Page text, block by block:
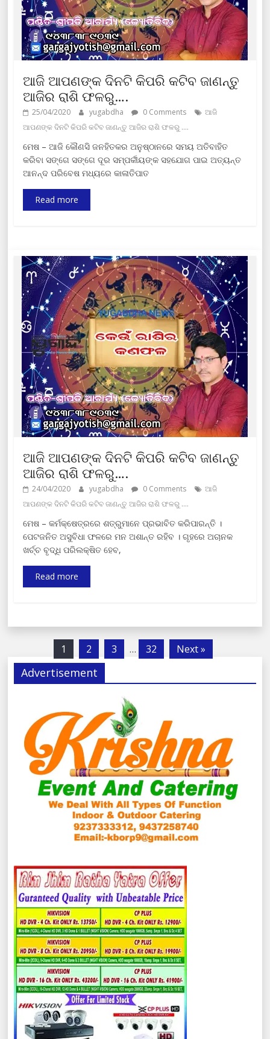
ଆଜି ଆପଣଙ୍କ ଦିନଟି କିପରି କଟିବ ଜାଣନ୍ତୁ
ଆଜିର ରାଶି ଫଳରୁ….
25/04/2020 yugabdha 0 Comments
ଆଜି
ଆପଣଙ୍କ ଦିନଟି କିପରି କଟିବ ଜାଣନ୍ତୁ ଆଜିର ରାଶି ଫଳରୁ ....
ମେଷ – ଆଜି କୌଣସି ଜନହିତକର ଅନୁଷ୍ଠାନରେ ସମୟ ଅତିବାହିତ
କରିବା ସଙ୍ଗେ ସଙ୍ଗେ ଦୂର ସମ୍ପର୍କୀୟଙ୍କ ସହଯୋଗ ପାଇ ଅତ୍ୟନ୍ତ
ଆନନ୍ଦ ପରିବେଷ ମଧ୍ୟରେ କାଳାତିପାତ
Read more
ଆଜି ଆପଣଙ୍କ ଦିନଟି କିପରି କଟିବ ଜାଣନ୍ତୁ
ଆଜିର ରାଶି ଫଳରୁ….
24/04/2020 yugabdha 0 Comments
ଆଜି
ଆପଣଙ୍କ ଦିନଟି କିପରି କଟିବ ଜାଣନ୍ତୁ ଆଜିର ରାଶି ଫଳରୁ ....
ମେଷ – କର୍ମକ୍ଷେତ୍ରରେ ଶତ୍ରୁମାନେ ପ୍ରଭାବିତ କରିପାରନ୍ତି ।
ପେଟଜନିତ ଅସୁବିଧା ଫଳରେ ମନ ଅଶାନ୍ତ ରହିବ । ଗୃହରେ ଅଚାନକ
ଖର୍ଚ୍ଚ ବୃଦ୍ଧି ପରିଲକ୍ଷିତ ହେବ,
Read more
1 2 3 … 32 Next »
Advertisement